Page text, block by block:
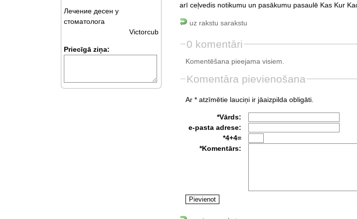
arī ceļvedis notikumu un pasākumu pasaulē Kas Kur
uz rakstu sarakstu
0 komentāri
Komentēšana pieejama visiem.
Komentāra pievienošana
Ar * atzīmētie lauciņi ir jāaizpilda obligāti.
*Vārds:
e-pasta adrese:
*4+4=
*Komentārs:
Лечение десен у
стоматолога
Victorcub
Priecīgā ziņa: